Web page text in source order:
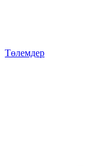
Төлемдер